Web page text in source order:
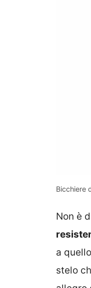
Bicchiere
Non è
a
stelo